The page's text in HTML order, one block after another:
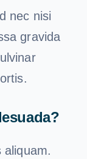
nec nisi
gravida
aliquam.